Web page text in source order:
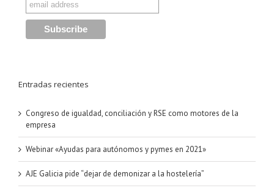
Entradas recientes
Congreso de igualdad, conciliación y RSE como motores de la
empresa
Webinar «Ayudas para autónomos y pymes en 2021»
AJE Galicia pide “dejar de demonizar a la hostelería”